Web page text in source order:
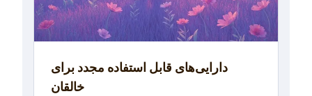
دارایی‌های قابل استفاده مجدد برای
خالقان